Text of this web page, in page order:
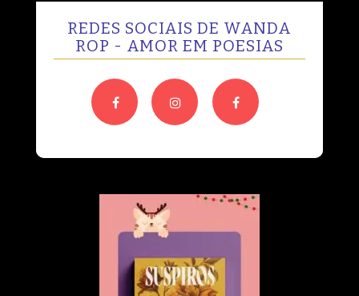
REDES SOCIAIS DE WANDA
ROP - AMOR EM POESIAS